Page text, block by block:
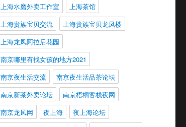
上海水磨外卖工作室
上海茶馆
上海贵族宝贝交流
上海贵族宝贝龙凤楼
上海龙凤阿拉后花园
南京哪里有找女孩的地方2021
南京夜生活交流
南京夜生活品茶论坛
南京新茶外卖论坛
南京梧桐客栈夜网
南京龙凤网
夜上海
夜上海论坛